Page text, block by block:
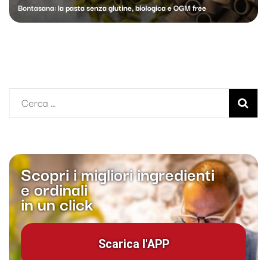
Bontasana: la pasta senza glutine, biologica e OGM free
Ricerca
per:
Scopri i migliori ingredienti
e ordinali
in un click
Scarica l'APP